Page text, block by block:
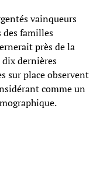
vainqueurs
des familles
près de la
dix dernières
sur place observent
comme un